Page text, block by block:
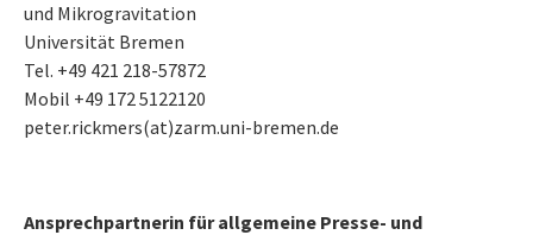
und Mikrogravitation
Universität Bremen
Tel. +49 421 218-57872
Mobil +49 172 5122120
peter.rickmers(at)zarm.uni-bremen.de
Ansprechpartnerin für allgemeine Presse- und